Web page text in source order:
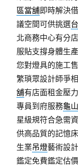
區當舖即時解決
議空間可供挑選
北商務中心有分
服貼支撐身體生
您對燈具的施工
繁瑣眾設計師爭
舖有店面租金壓
專員到府服務龜
星級規符合急需
供高品質的記憶
生業吊燈藝術設
鑑定免費鑑定估